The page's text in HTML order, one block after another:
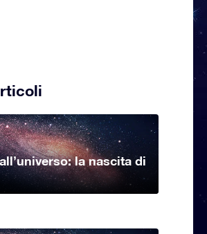
la nascita di